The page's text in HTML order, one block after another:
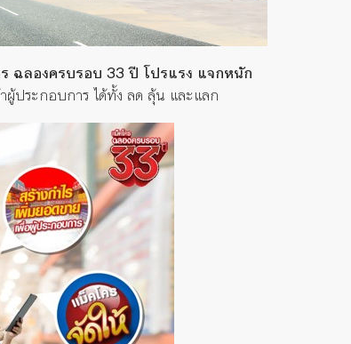
ฉลองครบรอบ 33 ปี โปรแรง แจกหนัก
ผู้ประกอบการ ได้ทั้ง ลด ลุ้น และแลก